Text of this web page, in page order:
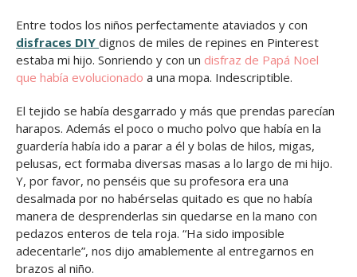
Entre todos los niños perfectamente ataviados y con
disfraces DIY dignos de miles de repines en Pinterest
estaba mi hijo. Sonriendo y con un disfraz de Papá Noel
que había evolucionado a una mopa. Indescriptible.
El tejido se había desgarrado y más que prendas parecían
harapos. Además el poco o mucho polvo que había en la
guardería había ido a parar a él y bolas de hilos, migas,
pelusas, ect formaba diversas masas a lo largo de mi hijo.
Y, por favor, no penséis que su profesora era una
desalmada por no habérselas quitado es que no había
manera de desprenderlas sin quedarse en la mano con
pedazos enteros de tela roja. “Ha sido imposible
adecentarle”, nos dijo amablemente al entregarnos en
brazos al niño.